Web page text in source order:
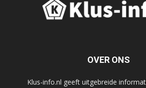
OVER ONS
Klus-info.nl geeft uitgebreide